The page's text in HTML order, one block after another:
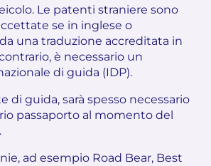
Le patenti straniere sono
se in inglese o
una traduzione accreditata in
è necessario un
di guida (IDP).
di guida, sarà spesso necessario
passaporto al momento del
ad esempio Road Bear, Best